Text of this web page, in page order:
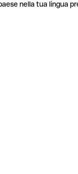
nella tua lingua